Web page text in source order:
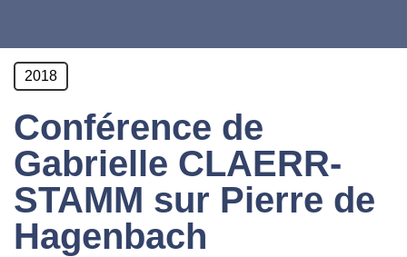
2018
Conférence de
Gabrielle CLAERR-
STAMM sur Pierre de
Hagenbach